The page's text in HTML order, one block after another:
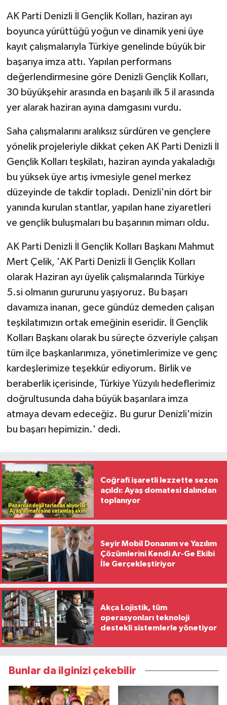
AK Parti Denizli İl Gençlik Kolları, haziran ayı
boyunca yürüttüğü yoğun ve dinamik yeni üye
kayıt çalışmalarıyla Türkiye genelinde büyük bir
başarıya imza attı. Yapılan performans
değerlendirmesine göre Denizli Gençlik Kolları,
30 büyükşehir arasında en başarılı ilk 5 il arasında
yer alarak haziran ayına damgasını vurdu.
Saha çalışmalarını aralıksız sürdüren ve gençlere
yönelik projeleriyle dikkat çeken AK Parti Denizli İl
Gençlik Kolları teşkilatı, haziran ayında yakaladığı
bu yüksek üye artış ivmesiyle genel merkez
düzeyinde de takdir topladı. Denizli'nin dört bir
yanında kurulan stantlar, yapılan hane ziyaretleri
ve gençlik buluşmaları bu başarının mimarı oldu.
AK Parti Denizli İl Gençlik Kolları Başkanı Mahmut
Mert Çelik, 'AK Parti Denizli İl Gençlik Kolları
olarak Haziran ayı üyelik çalışmalarında Türkiye
5.si olmanın gururunu yaşıyoruz. Bu başarı
davamıza inanan, gece gündüz demeden çalışan
teşkilatımızın ortak emeğinin eseridir. İl Gençlik
Kolları Başkanı olarak bu süreçte özveriyle çalışan
tüm ilçe başkanlarımıza, yönetimlerimize ve genç
kardeşlerimize teşekkür ediyorum. Birlik ve
beraberlik içerisinde, Türkiye Yüzyılı hedeflerimiz
doğrultusunda daha büyük başarılara imza
atmaya devam edeceğiz. Bu gurur Denizli'mizin
bu başarı hepimizin.' dedi.
Coğrafi işaretli lezzette sezon
açıldı: Ayaş domatesi dalından
toplanıyor
Seyir Mobil Donanım ve Yazılım
Çözümlerini Kendi Ar-Ge Ekibi
İle Gerçekleştiriyor
Akça Lojistik, tüm
operasyonları teknoloji
destekli sistemlerle yönetiyor
Bunlar da ilginizi çekebilir